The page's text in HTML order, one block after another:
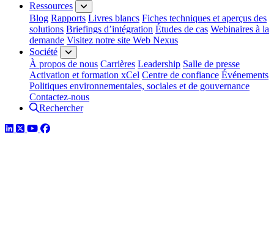
Ressources
Blog Rapports Livres blancs Fiches techniques et aperçus des
solutions Briefings d’intégration Études de cas Webinaires à la
demande Visitez notre site Web Nexus
Société
À propos de nous Carrières Leadership Salle de presse
Activation et formation xCel Centre de confiance Événements
Politiques environnementales, sociales et de gouvernance
Contactez-nous
Rechercher
LinkedIn
TwitterYouTube
Facebook